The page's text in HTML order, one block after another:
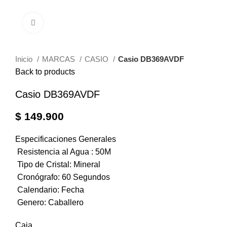
Inicio MARCAS CASIO
Casio DB369AVDF
Back to products
Casio DB369AVDF
$ 149.900
Especificaciones Generales
Resistencia al Agua : 50M
Tipo de Cristal: Mineral
Cronógrafo: 60 Segundos
Calendario: Fecha
Genero: Caballero
Caja